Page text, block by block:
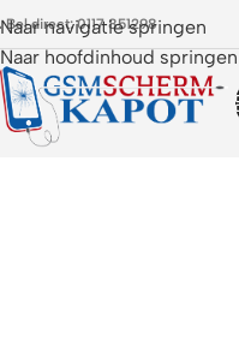
Naar navigatie springen
Naar hoofdinhoud springen
Bel direct: 0117 851298